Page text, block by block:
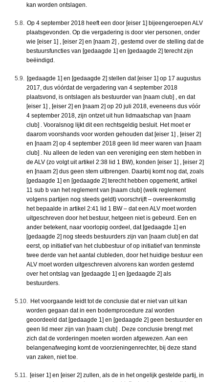
kan worden ontslagen.
5.8. Op 4 september 2018 heeft een door [eiser 1] bijeengeroepen ALV
plaatsgevonden. Op die vergadering is door vier personen, onder
wie [eiser 1] , [eiser 2] en [naam 2] , gestemd over de stelling dat de
bestuursfuncties van [gedaagde 1] en [gedaagde 2] terecht zijn
beëindigd.
5.9. [gedaagde 1] en [gedaagde 2] stellen dat [eiser 1] op 17 augustus
2017, dus vóórdat de vergadering van 4 september 2018
plaatsvond, is ontslagen als bestuurder van [naam club] , en dat
[eiser 1] , [eiser 2] en [naam 2] op 20 juli 2018, eveneens dus vóór
4 september 2018, zijn ontzet uit hun lidmaatschap van [naam
club] . Vooralsnog lijkt dit een rechtsgeldig besluit. Het moet er
daarom voorshands voor worden gehouden dat [eiser 1] , [eiser 2]
en [naam 2] op 4 september 2018 geen lid meer waren van [naam
club] . Nu alleen de leden van een vereniging een stem hebben in
de ALV (zo volgt uit artikel 2:38 lid 1 BW), konden [eiser 1] , [eiser 2]
en [naam 2] dus geen stem uitbrengen. Daarbij komt nog dat, zoals
[gedaagde 1] en [gedaagde 2] terecht hebben opgemerkt, artikel
11 sub b van het reglement van [naam club] (welk reglement
volgens partijen nog steeds geldt) voorschrijft – overeenkomstig
het bepaalde in artikel 2:41 lid 1 BW – dat een ALV moet worden
uitgeschreven door het bestuur, hetgeen niet is gebeurd. Een en
ander betekent, naar voorlopig oordeel, dat [gedaagde 1] en
[gedaagde 2] nog steeds bestuurders zijn van [naam club] en dat
eerst, op initiatief van het clubbestuur of op initiatief van tenminste
twee derde van het aantal clubleden, door het huidige bestuur een
ALV moet worden uitgeschreven alvorens kan worden gestemd
over het ontslag van [gedaagde 1] en [gedaagde 2] als
bestuurders.
5.10. Het voorgaande leidt tot de conclusie dat er niet van uit kan
worden gegaan dat in een bodemprocedure zal worden
geoordeeld dat [gedaagde 1] en [gedaagde 2] geen bestuurder en
geen lid meer zijn van [naam club] . Deze conclusie brengt met
zich dat de vorderingen moeten worden afgewezen. Aan een
belangenafweging komt de voorzieningenrechter, bij deze stand
van zaken, niet toe.
5.11. [eiser 1] en [eiser 2] zullen, als de in het ongelijk gestelde partij, in